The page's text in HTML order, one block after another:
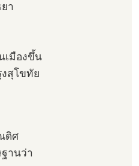
า
เมืองขึ้น
สุโขทัย
ดิศ
านว่า